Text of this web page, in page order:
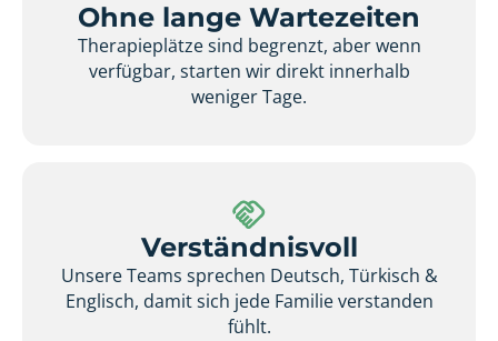
Ohne lange Wartezeiten
Therapieplätze sind begrenzt, aber wenn
verfügbar, starten wir direkt innerhalb
weniger Tage.
Verständnisvoll
Unsere Teams sprechen Deutsch, Türkisch &
Englisch, damit sich jede Familie verstanden
fühlt.